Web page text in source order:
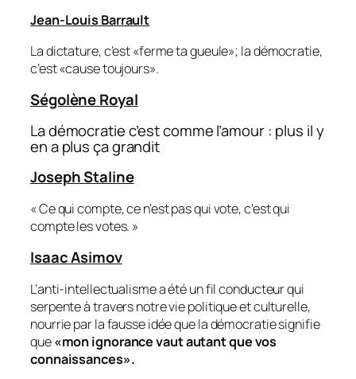
Jean-Louis Barrault
La dictature, c’est «ferme ta gueule»; la démocratie,
c’est «cause toujours».
Ségolène Royal
La démocratie c’est comme l’amour : plus il y
en a plus ça grandit
Joseph Staline
« Ce qui compte, ce n’est pas qui vote, c’est qui
compte les votes. »
Isaac Asimov
L’anti-intellectualisme a été un fil conducteur qui
serpente à travers notre vie politique et culturelle,
nourrie par la fausse idée que la démocratie signifie
que«mon ignorance vaut autant que vos
connaissances».